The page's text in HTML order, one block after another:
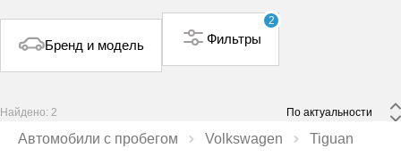
Бренд и модель
2
Фильтры
Найдено: 2
Автомобили с пробегом Volkswagen Tiguan